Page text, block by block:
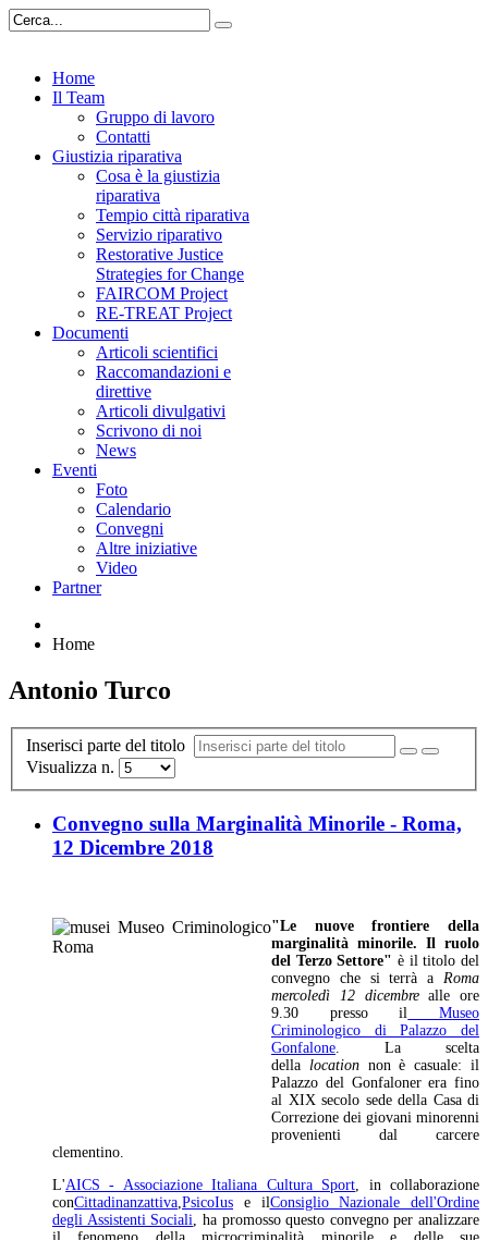
Home
Il Team
Gruppo di lavoro
Contatti
Giustizia riparativa
Cosa è la giustizia
riparativa
Tempio città riparativa
Servizio riparativo
Restorative Justice
Strategies for Change
FAIRCOM Project
RE-TREAT Project
Documenti
Articoli scientifici
Raccomandazioni e
direttive
Articoli divulgativi
Scrivono di noi
News
Eventi
Foto
Calendario
Convegni
Altre iniziative
Video
Partner
Home
Antonio Turco
Inserisci parte del titolo
Visualizza n.
Convegno sulla Marginalità Minorile - Roma,
12 Dicembre 2018
"Le nuove frontiere della
marginalità minorile. Il ruolo
del Terzo Settore" è il titolo del
convegno che si terrà a Roma
mercoledì 12 dicembrealle ore
9.30 presso il
Museo
Criminologico di Palazzo del
Gonfalone . La scelta
della locationnon è casuale: il
Palazzo del Gonfaloner era fino
al XIX secolo sede della Casa di
Correzione dei giovani minorenni
provenienti dal carcere
clementino.
L'AICS - Associazione Italiana Cultura Sport , in collaborazione
conCittadinanzattiva PsicoIus e ilConsiglio Nazionale dell'Ordine
degli Assistenti Sociali , ha promosso questo convegno per analizzare